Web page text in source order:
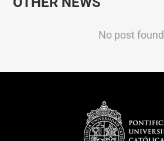
No post found